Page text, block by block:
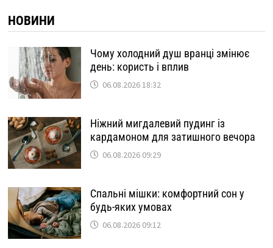
НОВИНИ
Чому холодний душ вранці змінює
день: користь і вплив
06.08.2026 18:32
Ніжний мигдалевий пудинг із
кардамоном для затишного вечора
06.08.2026 09:29
Спальні мішки: комфортний сон у
будь-яких умовах
06.08.2026 09:12